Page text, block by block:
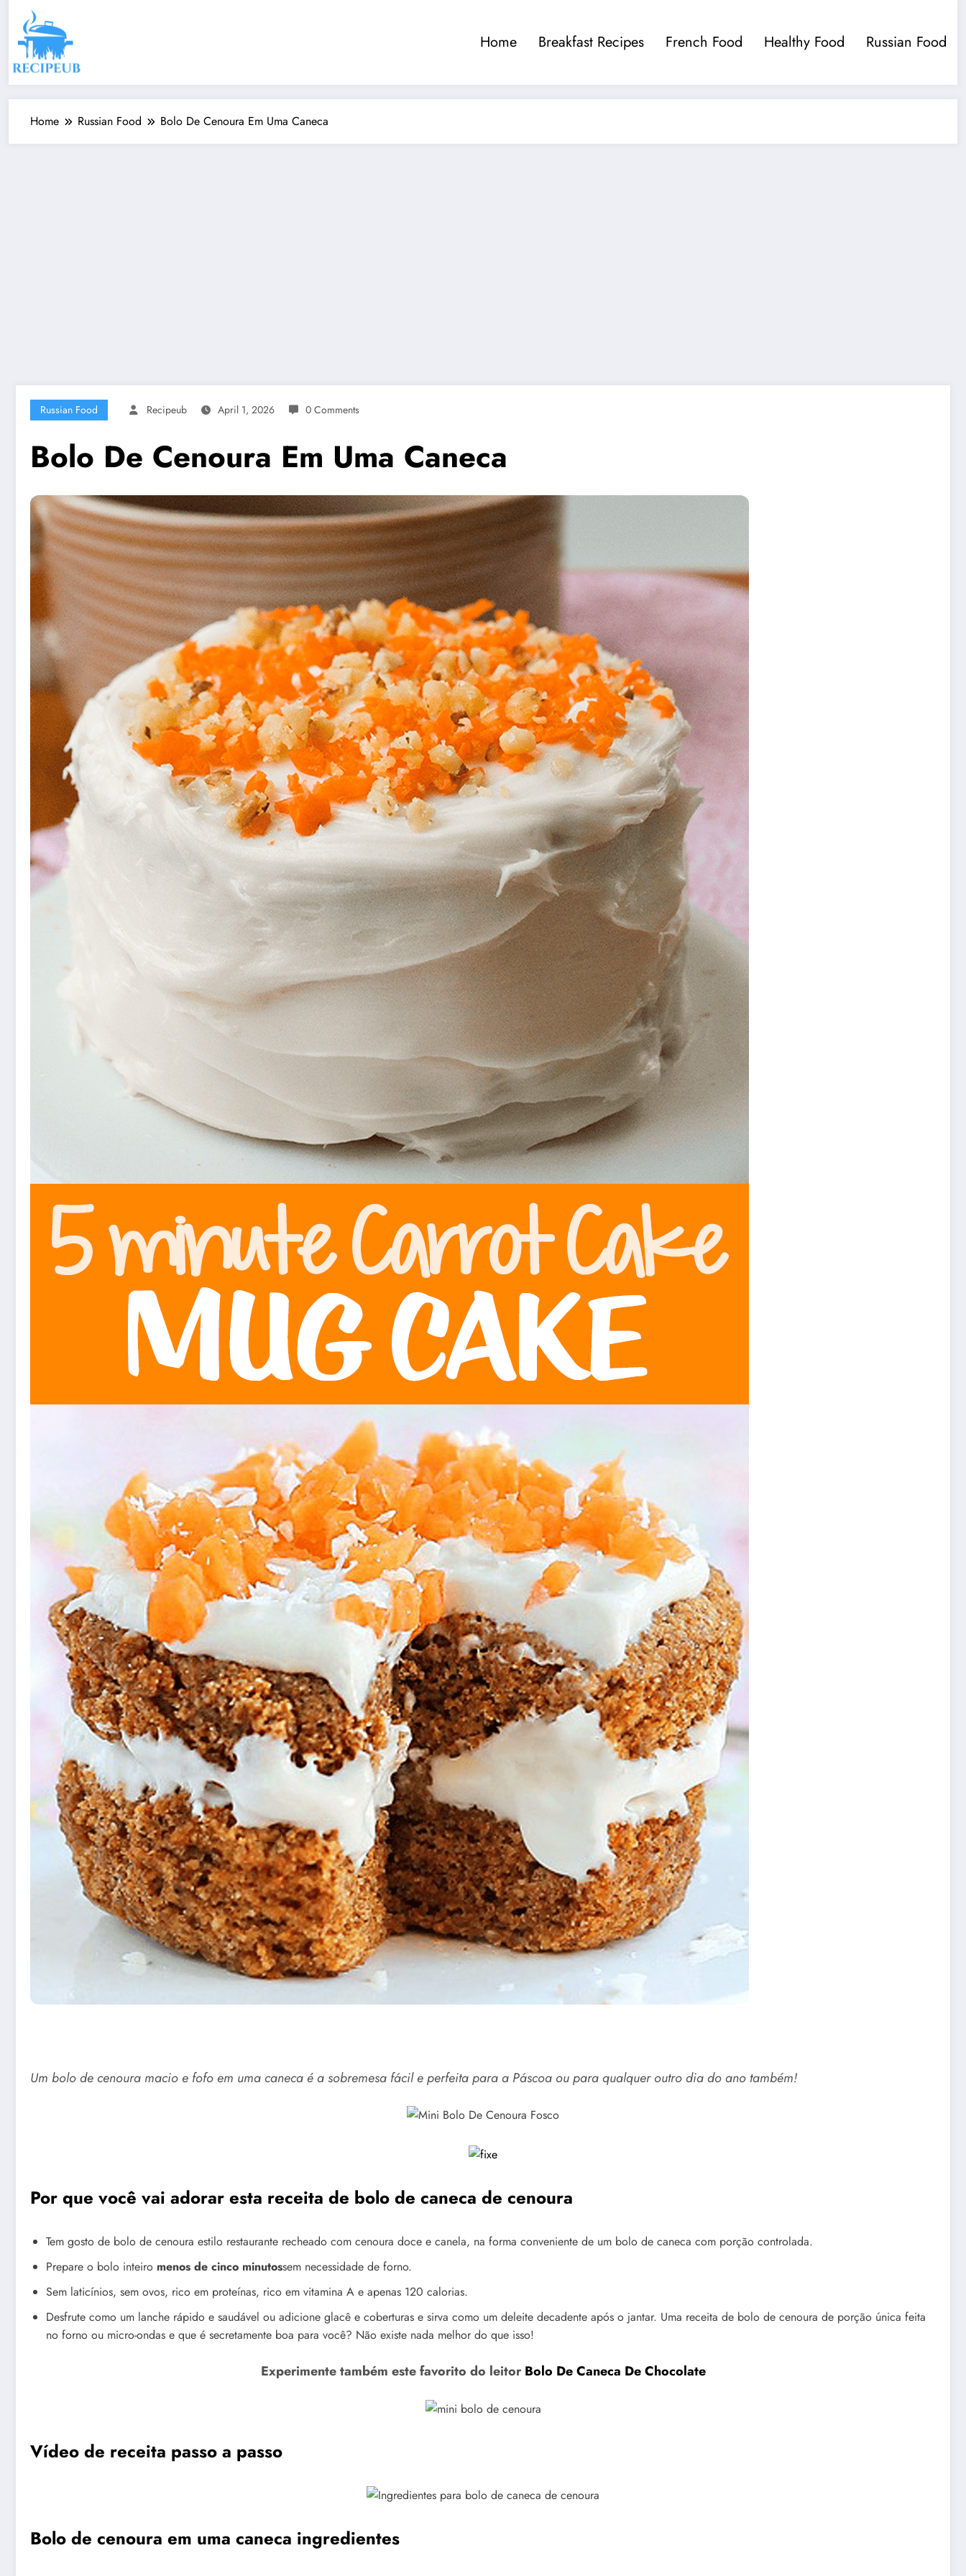
content
Home Breakfast Recipes French Food Healthy Food Russian Food
Home Russian Food Bolo De Cenoura Em Uma Caneca
Russian Food Recipeub April 1, 2026 0 Comments
Bolo De Cenoura Em Uma Caneca
Um bolo de cenoura macio e fofo em uma caneca é a sobremesa fácil e perfeita para a Páscoa ou para qualquer outro dia do ano também!
Por que você vai adorar esta receita de bolo de caneca de cenoura
Tem gosto de bolo de cenoura estilo restaurante recheado com cenoura doce e canela, na forma conveniente de um bolo de caneca com porção controlada.
Prepare o bolo inteiro menos de cinco minutossem necessidade de forno.
Sem laticínios, sem ovos, rico em proteínas, rico em vitamina A e apenas 120 calorias.
Desfrute como um lanche rápido e saudável ou adicione glacê e coberturas e sirva como um deleite decadente após o jantar. Uma receita de bolo de cenoura de porção única feita
no forno ou micro-ondas e que é secretamente boa para você? Não existe nada melhor do que isso!
Experimente também este favorito do leitor Bolo De Caneca De Chocolate
Vídeo de receita passo a passo
Bolo de cenoura em uma caneca ingredientes